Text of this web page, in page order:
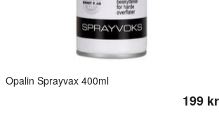
Opalin Sprayvax 400ml
199 kr